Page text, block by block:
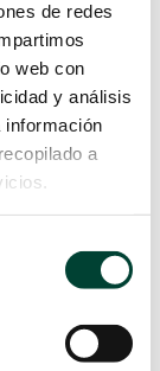
de redes
web con
y análisis
información
a
leading